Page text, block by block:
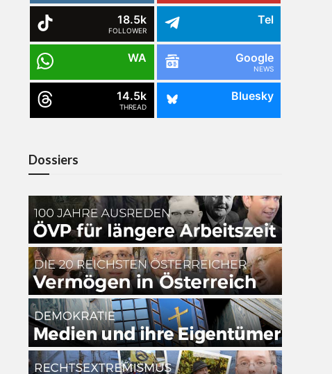
18.5k
FOLLOWER
Tel
WA Google
NEWS
14.5k
THREAD
Bluesky
Dossiers